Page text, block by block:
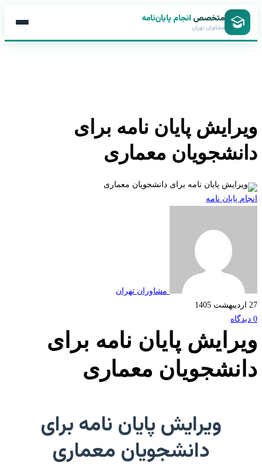
متخصصانجام پایان‌نامه
مشاوران تهران
پایان نامه برای
معماری
پایان نامه
مشاوران تهران
پایان نامه برای
معماری
ویرایش پایان نامه برای
دانشجویان معماری